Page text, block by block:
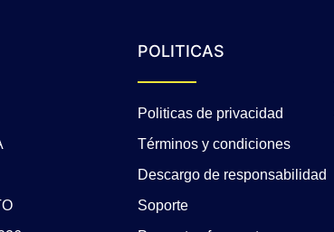
POLITICAS
Politicas de privacidad
Términos y condiciones
Descargo de responsabilidad
Soporte